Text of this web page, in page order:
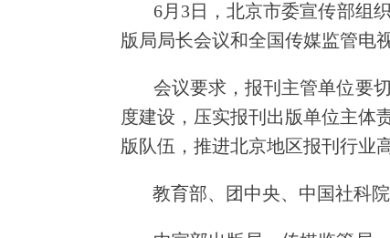
6月3日，北京市委宣传部组织
版局局长会议和全国传媒监管电
会议要求，报刊主管单位要切
度建设，压实报刊出版单位主体
版队伍，推进北京地区报刊行业
教育部、团中央、中国社科院